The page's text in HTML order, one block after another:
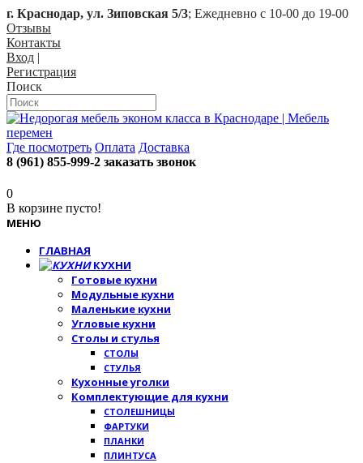
г. Краснодар, ул. Зиповская 5/3; Ежедневно с 10-00 до 19-00
Отзывы
Контакты
Вход |
Регистрация
Поиск
Где посмотреть Оплата Доставка
8 (961) 855-999-2 заказать звонок
0
В корзине пусто!
МЕНЮ
ГЛАВНАЯ
КУХНИ
Готовые кухни
Модульные кухни
Маленькие кухни
Угловые кухни
Столы и стулья
СТОЛЫ
СТУЛЬЯ
Кухонные уголки
Комплектующие для кухни
СТОЛЕШНИЦЫ
ФАРТУКИ
ПЛАНКИ
ПЛИНТУСА